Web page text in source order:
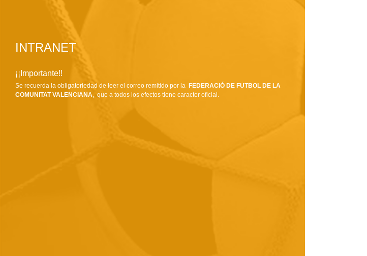
INTRANET
¡¡Importante!!
Se recuerda la obligatoriedad de leer el correo remitido por la FEDERACIÓ DE FUTBOL DE LA
COMUNITAT VALENCIANA , que a todos los efectos tiene caracter oficial.